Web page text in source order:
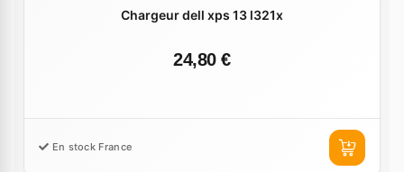
Chargeur dell xps 13 l321x
24,80 €
En stock France